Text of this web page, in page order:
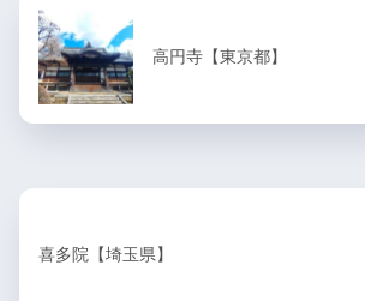
高円寺【東京都】
喜多院【埼玉県】